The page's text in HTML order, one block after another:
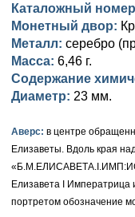
Медь
Германская
Для Финляндии
Серебро
Медь
Для Финляндии
Золото
Серебро
Медь
Николай I (1825-
Платина, золото
Серебро
Для Польши
Александр I
Золото
Для Польши
Павел I (1796-
Медь
Елизавета I
Золото
Иоанн Антонович
Каталожный
Монетный двор:
Металл: серебро
Масса: 6,46 г.
Содержание
Диаметр: 23 мм.
Аверс: в центре
Елизаветы. Вдоль края
Елизавета I
портретом обозначение